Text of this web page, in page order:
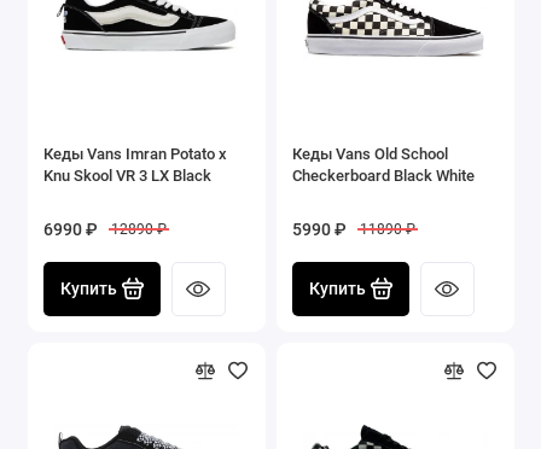
Кеды Vans Imran Potato x
Knu Skool VR 3 LX Black
6990 ₽ 12890 ₽
Купить
Кеды Vans Old School
Checkerboard Black White
5990 ₽ 11890 ₽
Купить